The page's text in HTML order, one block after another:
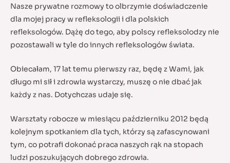
Nasze prywatne rozmowy to olbrzymie doświadczenie
dla mojej pracy w refleksologii i dla polskich
refleksologów. Dążę do tego, aby polscy refleksolodzy nie
pozostawali w tyle do innych refleksologów świata.
Obiecałam, 17 lat temu pierwszy raz, będę z Wami, jak
długo mi sił i zdrowia wystarczy, muszę o nie dbać jak
każdy z nas. Dotychczas udaje się.
Warsztaty robocze w miesiącu październiku 2012 będą
kolejnym spotkaniem dla tych, którzy są zafascynowani
tym, co potrafi dokonać praca naszych rąk na stopach
ludzi poszukujących dobrego zdrowia.